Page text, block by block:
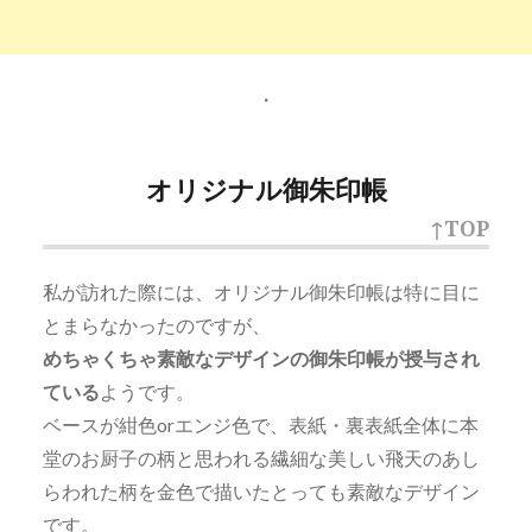
・
オリジナル御朱印帳
↑TOP
私が訪れた際には、オリジナル御朱印帳は特に目に
とまらなかったのですが、
めちゃくちゃ素敵なデザインの御朱印帳が授与され
ているようです。
ベースが紺色orエンジ色で、表紙・裏表紙全体に本
堂のお厨子の柄と思われる繊細な美しい飛天のあし
らわれた柄を金色で描いたとっても素敵なデザイン
です。